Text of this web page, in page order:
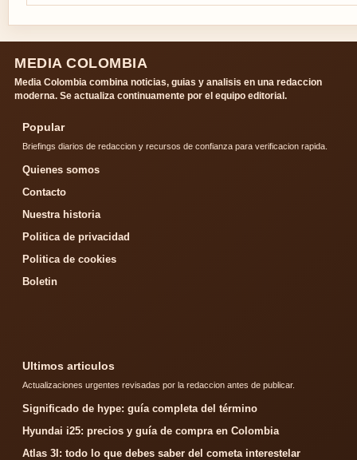
MEDIA COLOMBIA
Media Colombia combina noticias, guias y analisis en una redaccion
moderna. Se actualiza continuamente por el equipo editorial.
Popular
Briefings diarios de redaccion y recursos de confianza para verificacion rapida.
Quienes somos
Contacto
Nuestra historia
Politica de privacidad
Politica de cookies
Boletin
Ultimos articulos
Actualizaciones urgentes revisadas por la redaccion antes de publicar.
Significado de hype: guía completa del término
Hyundai i25: precios y guía de compra en Colombia
Atlas 3I: todo lo que debes saber del cometa interestelar